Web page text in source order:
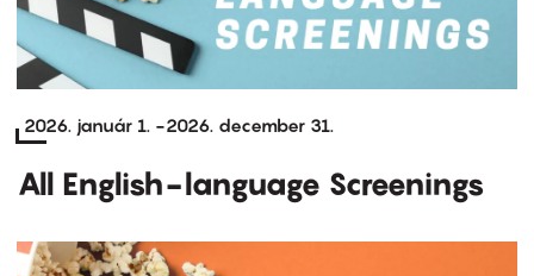
2026. január 1. -2026. december 31.
All English-language Screenings